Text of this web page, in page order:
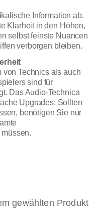
Information ab.
Klarheit in den Höhen,
selbst feinste Nuancen
verborgen bleiben.
Technics als auch
sind für
Das Audio-Technica
Upgrades: Sollten
benötigen Sie nur
gewählten Produkt